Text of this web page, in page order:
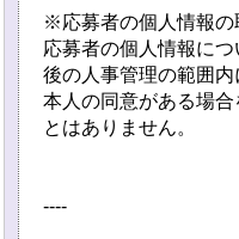
※応募者の個人情報の
応募者の個人情報に
後の人事管理の範囲
本人の同意がある場
とはありません。
----